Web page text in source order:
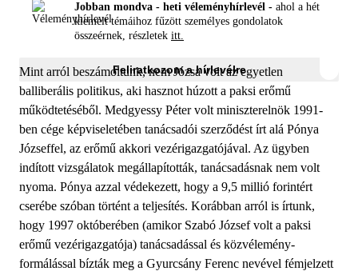
Jobban mondva - heti véleményhírlevél - ahol a hét
kiemelt témáihoz fűzött személyes gondolatok
összeérnek, részletek itt.
Feliratkozom a hírlevélre
Mint arról beszámoltunk, nem Józsa volt az egyetlen
balliberális politikus, aki hasznot húzott a paksi erőmű
működtetéséből. Medgyessy Péter volt miniszterelnök 1991-
ben cége képviseletében tanácsadói szerződést írt alá Pónya
Józseffel, az erőmű akkori vezérigazgatójával. Az ügyben
indított vizsgálatok megállapították, tanácsadásnak nem volt
nyoma. Pónya azzal védekezett, hogy a 9,5 millió forintért
cserébe szóban történt a teljesítés. Korábban arról is írtunk,
hogy 1997 októberében (amikor Szabó József volt a paksi
erőmű vezérigazgatója) tanácsadással és közvélemény-
formálással bízták meg a Gyurcsány Ferenc nevével fémjelzett